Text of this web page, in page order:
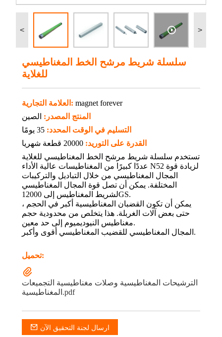
< >
سلسلة شريط مرشح الخط المغناطيسي
للغلاية
العلامة التجارية: magnet forever
المنتج المصدر: الصين
التسليم في الوقت المحدد: 35 يومًا
القدرة على التوريد: 20000 قطعة شهريا
تستخدم سلسلة شريط مرشح الخط المغناطيسي للغلاية
عددًا كبيرًا من المغناطيسات عالية الأداء N52 لزيادة قوة
المجال المغناطيسي من خلال التباديل والتركيبات
المختلفة. يمكن أن تصل قوة المجال المغناطيسي
لشريط المغناطيس إلى 12000GS.
يمكن أن تكون القضبان المغناطيسية أكبر في الحجم ،
حتى بعض آلات الغربلة. هذا يتخلص من محدودية حجم
مغناطيس النيوديميوم إلى حد معين.
المجال المغناطيسي للقضيب المغناطيسي أقوى وأكبر.
تحميل:
الترشيحات المغناطيسية وصلات مغناطيسية التجميعات
المغناطيسية.pdf
ارسال لجنة التحقيق الآن